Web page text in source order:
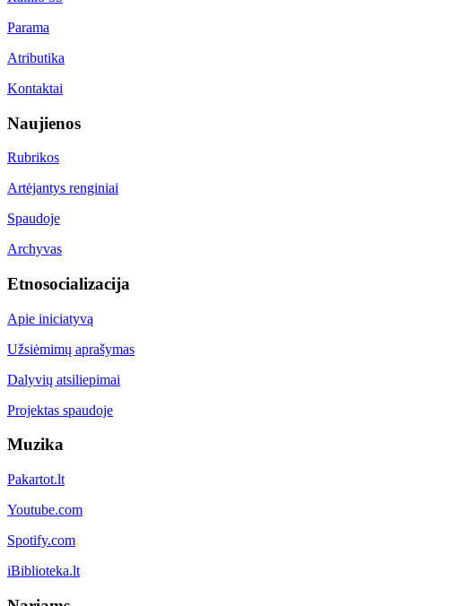
Parama
Atributika
Kontaktai
Naujienos
Rubrikos
Artėjantys renginiai
Spaudoje
Archyvas
Etnosocializacija
Apie iniciatyvą
Užsiėmimų aprašymas
Dalyvių atsiliepimai
Projektas spaudoje
Muzika
Pakartot.lt
Youtube.com
Spotify.com
iBiblioteka.lt